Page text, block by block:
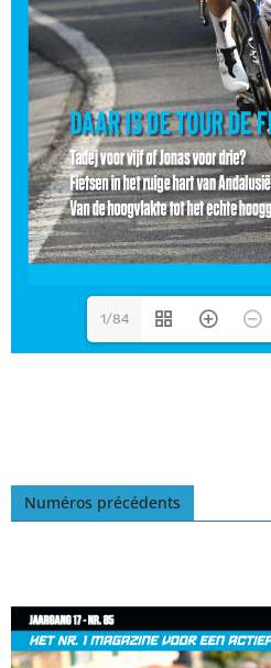
1/84
Numéros précédents